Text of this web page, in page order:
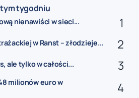
tygodniu
nienawiści w sieci...
w Ranst – złodzieje...
ale tylko w całości...
milionów euro w